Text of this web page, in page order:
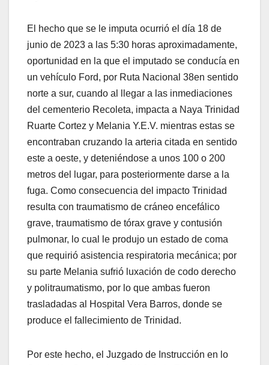
El hecho que se le imputa ocurrió el día 18 de
junio de 2023 a las 5:30 horas aproximadamente,
oportunidad en la que el imputado se conducía en
un vehículo Ford, por Ruta Nacional 38en sentido
norte a sur, cuando al llegar a las inmediaciones
del cementerio Recoleta, impacta a Naya Trinidad
Ruarte Cortez y Melania Y.E.V. mientras estas se
encontraban cruzando la arteria citada en sentido
este a oeste, y deteniéndose a unos 100 o 200
metros del lugar, para posteriormente darse a la
fuga. Como consecuencia del impacto Trinidad
resulta con traumatismo de cráneo encefálico
grave, traumatismo de tórax grave y contusión
pulmonar, lo cual le produjo un estado de coma
que requirió asistencia respiratoria mecánica; por
su parte Melania sufrió luxación de codo derecho
y politraumatismo, por lo que ambas fueron
trasladadas al Hospital Vera Barros, donde se
produce el fallecimiento de Trinidad.
Por este hecho, el Juzgado de Instrucción en lo